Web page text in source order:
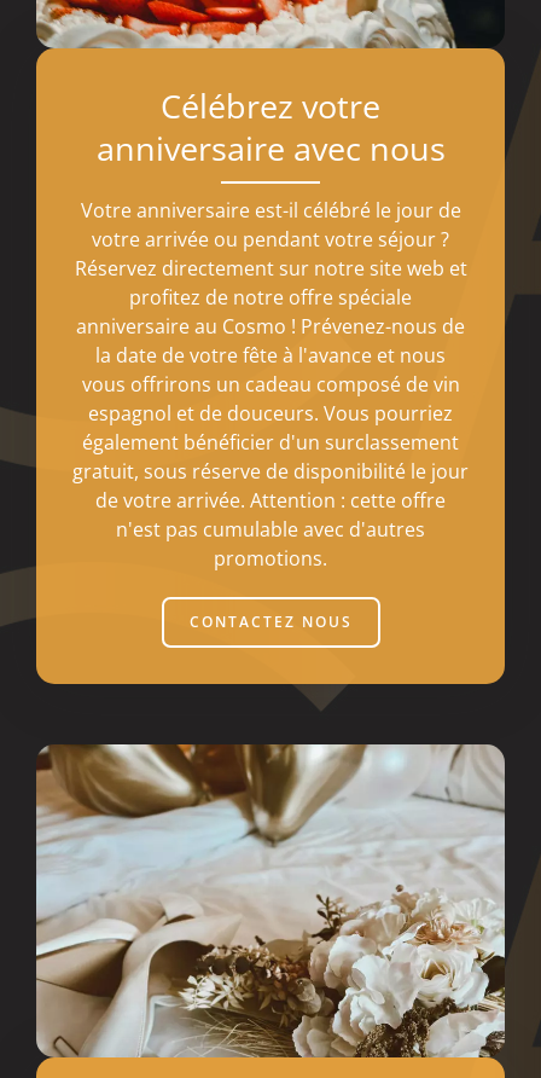
Célébrez votre
anniversaire avec nous
Votre anniversaire est-il célébré le jour de
votre arrivée ou pendant votre séjour ?
Réservez directement sur notre site web et
profitez de notre offre spéciale
anniversaire au Cosmo ! Prévenez-nous de
la date de votre fête à l'avance et nous
vous offrirons un cadeau composé de vin
espagnol et de douceurs. Vous pourriez
également bénéficier d'un surclassement
gratuit, sous réserve de disponibilité le jour
de votre arrivée. Attention : cette offre
n'est pas cumulable avec d'autres
promotions.
CONTACTEZ NOUS